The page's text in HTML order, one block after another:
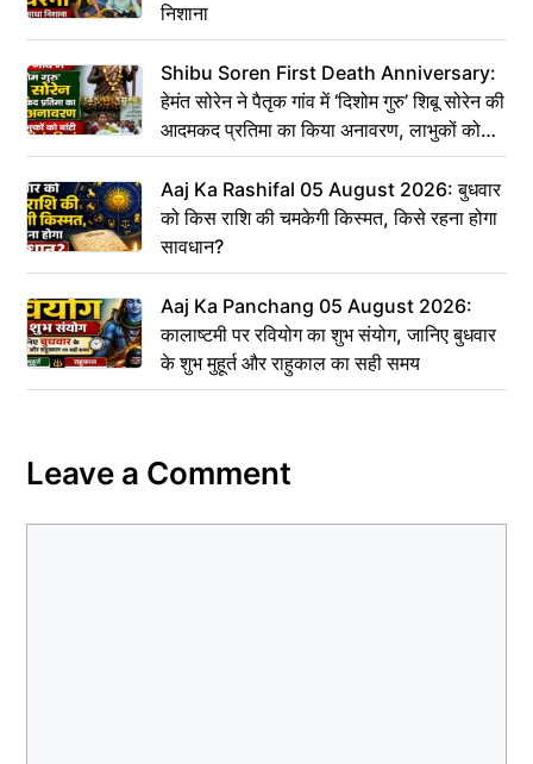
निशाना
Shibu Soren First Death Anniversary:
हेमंत सोरेन ने पैतृक गांव में ‘दिशोम गुरु’ शिबू सोरेन की
आदमकद प्रतिमा का किया अनावरण, लाभुकों को
बांटी परिसंपत्तियां
Aaj Ka Rashifal 05 August 2026: बुधवार
को किस राशि की चमकेगी किस्मत, किसे रहना होगा
सावधान?
Aaj Ka Panchang 05 August 2026:
कालाष्टमी पर रवियोग का शुभ संयोग, जानिए बुधवार
के शुभ मुहूर्त और राहुकाल का सही समय
Leave a Comment